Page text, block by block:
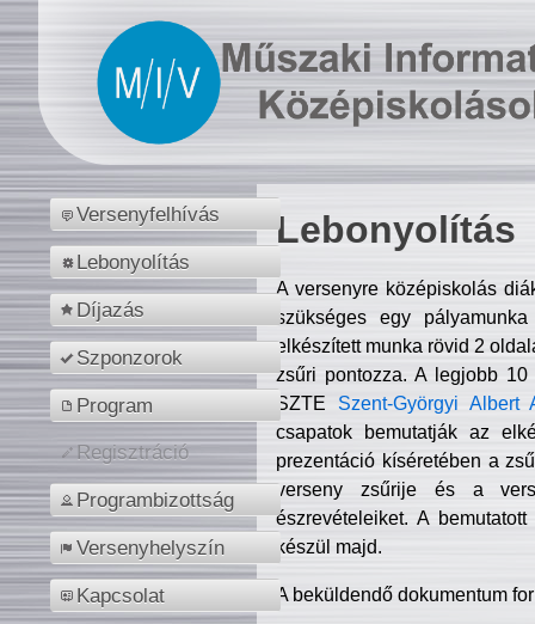
Versenyfelhívás
Lebonyolítás
Díjazás
Szponzorok
Program
Regisztráció
Programbizottság
Versenyhelyszín
Kapcsolat
Lebonyolítás
A versenyre középiskolás
szükséges egy
elkészített munka rövid 2
zsűri pontozza. A legjobb
SZTE Szent-Györgyi Albert
csapatok bemutatják az
prezentáció kíséretében a
verseny zsűrije és a
észrevételeiket. A
készül majd.
A beküldendő dokumentum